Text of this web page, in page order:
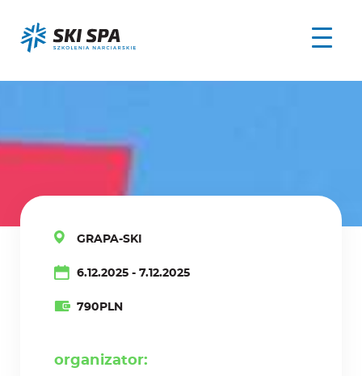
GRAPA-SKI
6.12.2025 - 7.12.2025
790PLN
organizator: